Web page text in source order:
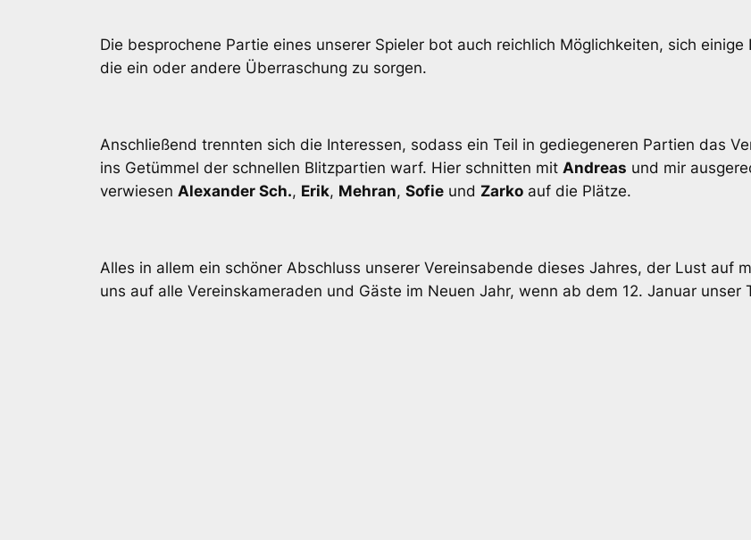
Die besprochene Partie eines unserer Spieler bot auch reichlich Möglichkeiten, sich
die ein oder andere Überraschung zu sorgen.
Anschließend trennten sich die Interessen, sodass ein Teil in gediegeneren Partien das
ins Getümmel der schnellen Blitzpartien warf. Hier schnitten mit Andreas und mir
verwiesen Alexander Sch., Erik, Mehran, Sofie und Zarko auf die Plätze.
Alles in allem ein schöner Abschluss unserer Vereinsabende dieses Jahres, der Lust auf
uns auf alle Vereinskameraden und Gäste im Neuen Jahr, wenn ab dem 12. Januar